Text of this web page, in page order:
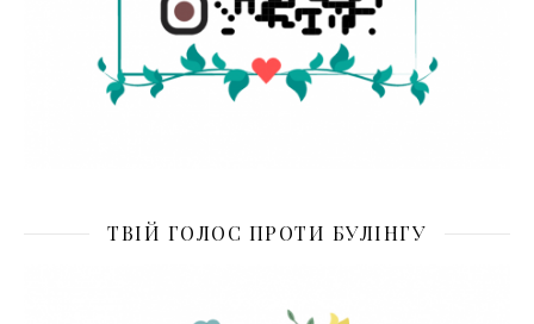
ТВІЙ ГОЛОС ПРОТИ БУЛІНГУ